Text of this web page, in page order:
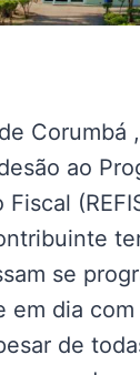
Corumbá
ao
Fiscal
se
em dia com
de